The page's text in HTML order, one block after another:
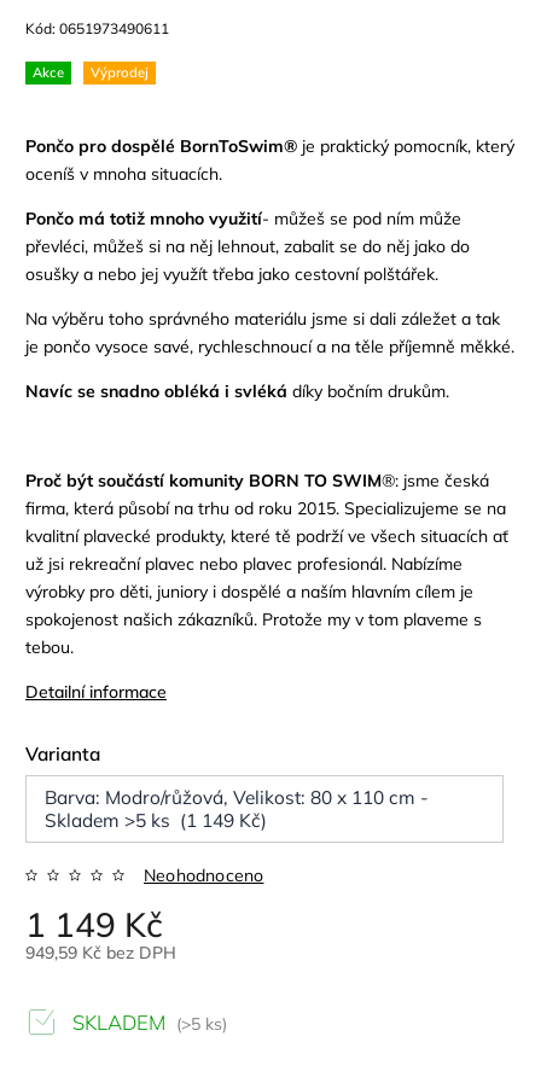
Kód: 0651973490611
Akce Výprodej
Pončo pro dospělé BornToSwim® je praktický pomocník, který
oceníš v mnoha situacích.
Pončo má totiž mnoho využití- můžeš se pod ním může
převléci, můžeš si na něj lehnout, zabalit se do něj jako do
osušky a nebo jej využít třeba jako cestovní polštářek.
Na výběru toho správného materiálu jsme si dali záležet a tak
je pončo vysoce savé, rychleschnoucí a na těle příjemně měkké.
Navíc se snadno obléká i svléká díky bočním drukům.
Proč být součástí komunity BORN TO SWIM®: jsme česká
firma, která působí na trhu od roku 2015. Specializujeme se na
kvalitní plavecké produkty, které tě podrží ve všech situacích ať
už jsi rekreační plavec nebo plavec profesionál. Nabízíme
výrobky pro děti, juniory i dospělé a naším hlavním cílem je
spokojenost našich zákazníků. Protože my v tom plaveme s
tebou.
Detailní informace
Varianta
Barva: Modro/růžová, Velikost: 80 x 110 cm -
Skladem >5 ks (1 149 Kč)
Neohodnoceno
1 149 Kč
949,59 Kč bez DPH
SKLADEM (>5 ks)